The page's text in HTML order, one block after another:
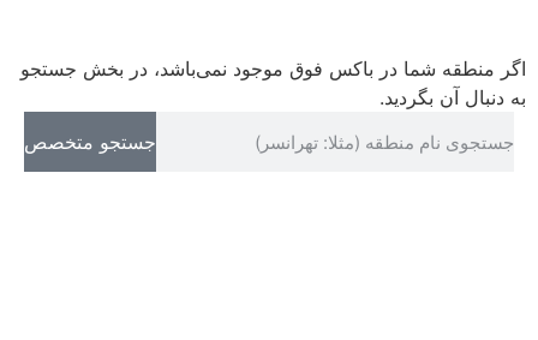
اگر منطقه شما در باکس فوق موجود نمی‌باشد، در بخش جستجو
به دنبال آن بگردید.
جستجو متخصص